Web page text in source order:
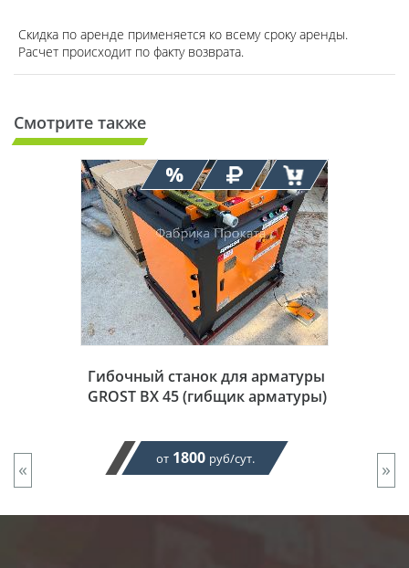
Скидка по аренде применяется ко всему сроку аренды.
Расчет происходит по факту возврата.
Смотрите также
Гибочный станок для арматуры
GROST BX 45 (гибщик арматуры)
от 1800 руб/сут.
« »